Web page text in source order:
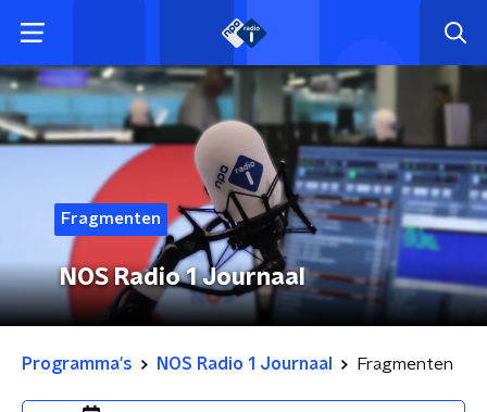
Fragmenten
NOS Radio 1 Journaal
Programma's NOS Radio 1 Journaal Fragmenten